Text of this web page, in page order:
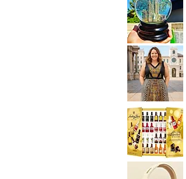
Disney
Loungefly
Exclusive
Lilo
&
Stitch
Hearts
Mini
Backpack
Saks
Fifth
Avenue
New
York
City
Musical
Snow
Globe
Decoration
Gift
Present
Bryant
Sleeveless
Abstract
Dress
size
14
size
*New
Sealed*